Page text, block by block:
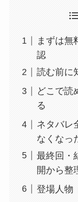
まずは無
認
読む前に
どこで読
る
ネタバレ
なくなっ
最終回・
開から整
登場人物